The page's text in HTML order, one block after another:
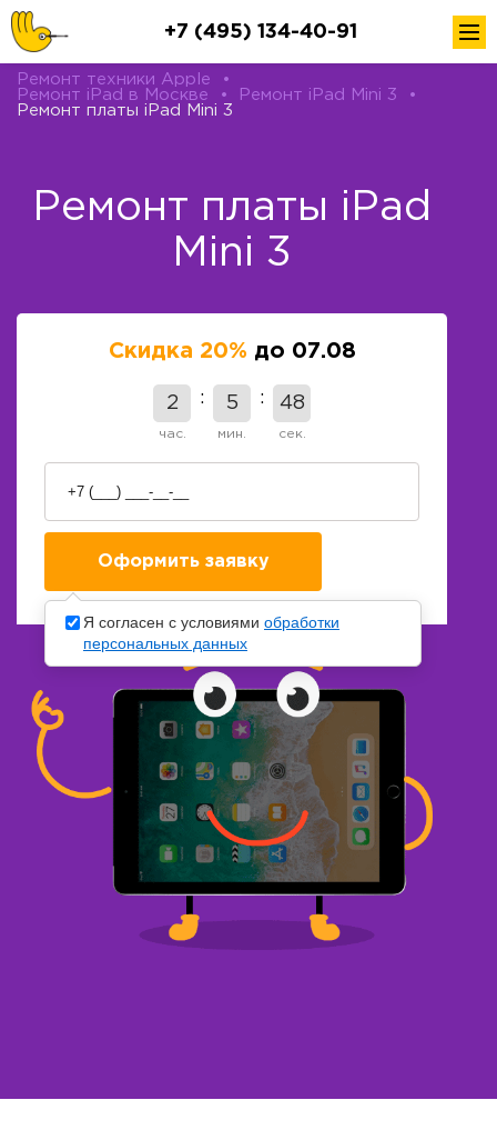
+7 (495) 134-40-91
Ремонт техники Apple
•
Ремонт iPad в Москве
• Ремонт iPad Mini 3
•
Ремонт платы iPad Mini 3
Ремонт платы iPad
Mini 3
Скидка 20% до 07.08
2
час.
5
мин.
48
сек.
Я согласен с условиями обработки
персональных данных